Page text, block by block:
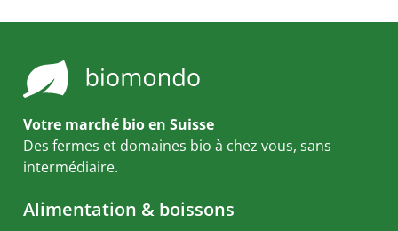
Votre marché bio en Suisse
Des fermes et domaines bio à chez vous, sans
intermédiaire.
Alimentation & boissons